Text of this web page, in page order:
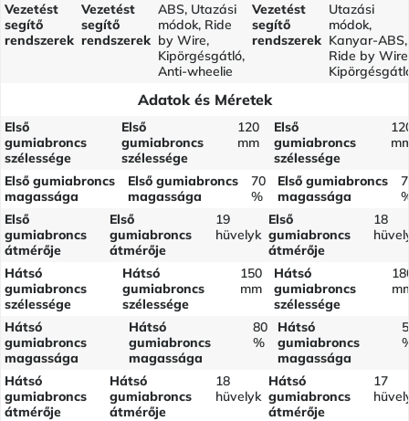
Vezetést
segítő
rendszerek
Vezetést
segítő
rendszerek
ABS, Utazási
módok, Ride
by Wire,
Kipörgésgátló,
Anti-wheelie
Vezetést
segítő
rendszerek
Utazási
módok,
Kanyar-ABS,
Ride by
Adatok és Méretek
Első
gumiabroncs
szélessége
Első
gumiabroncs
szélessége
120
mm
Első
gumiabroncs
szélessége
Első gumiabroncs
magassága
Első gumiabroncs
magassága
70
%
Első gumiabroncs
magassága
Első
gumiabroncs
átmérője
Első
gumiabroncs
átmérője
19
hüvelyk
Első
gumiabroncs
átmérője
18
Hátsó
gumiabroncs
szélessége
Hátsó
gumiabroncs
szélessége
150
mm
Hátsó
gumiabroncs
szélessége
Hátsó
gumiabroncs
magassága
Hátsó
gumiabroncs
magassága
80
%
Hátsó
gumiabroncs
magassága
Hátsó
gumiabroncs
átmérője
Hátsó
gumiabroncs
átmérője
18
hüvelyk
Hátsó
gumiabroncs
átmérője
17